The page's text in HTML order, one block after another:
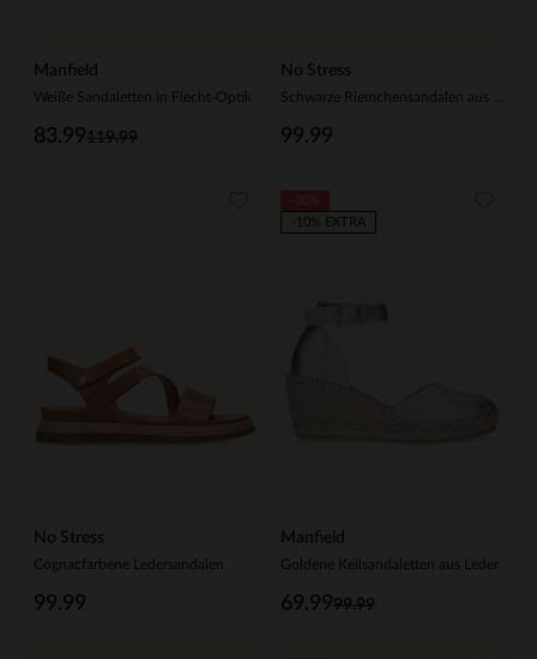
Manfield
Weiße Sandaletten in Flecht-Optik
119.99
83.99
No Stress
99.99
No Stress
Cognacfarbene Ledersandalen
99.99
Manfield
Goldene Keilsandaletten aus Leder
99.99
69.99
-10% EXTRA